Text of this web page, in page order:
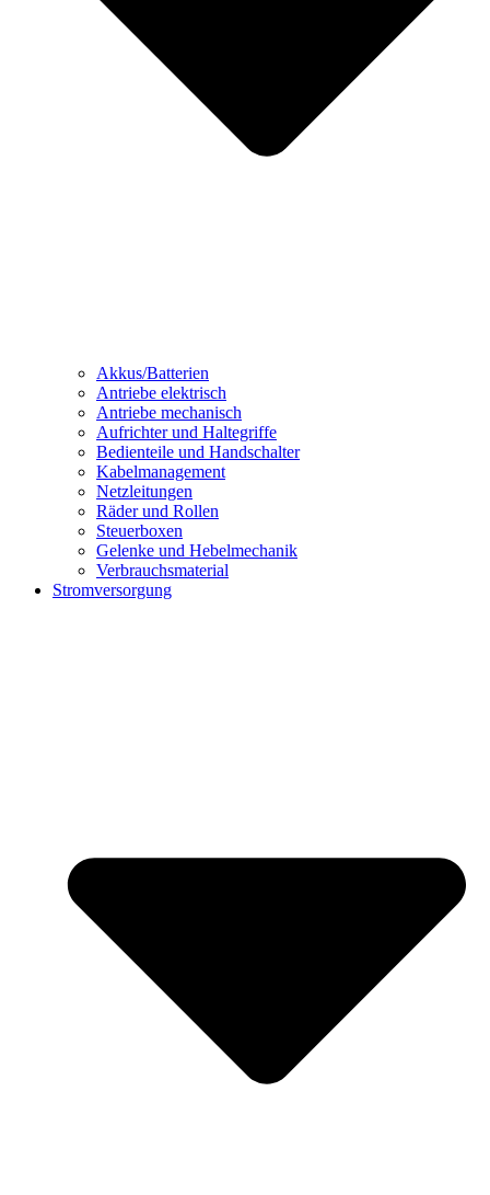
Akkus/Batterien
Antriebe elektrisch
Antriebe mechanisch
Aufrichter und Haltegriffe
Bedienteile und Handschalter
Kabelmanagement
Netzleitungen
Räder und Rollen
Steuerboxen
Gelenke und Hebelmechanik
Verbrauchsmaterial
Stromversorgung